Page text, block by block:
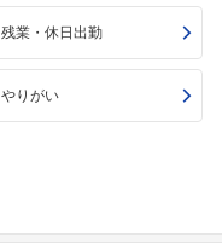
残業・休日出勤
やりがい